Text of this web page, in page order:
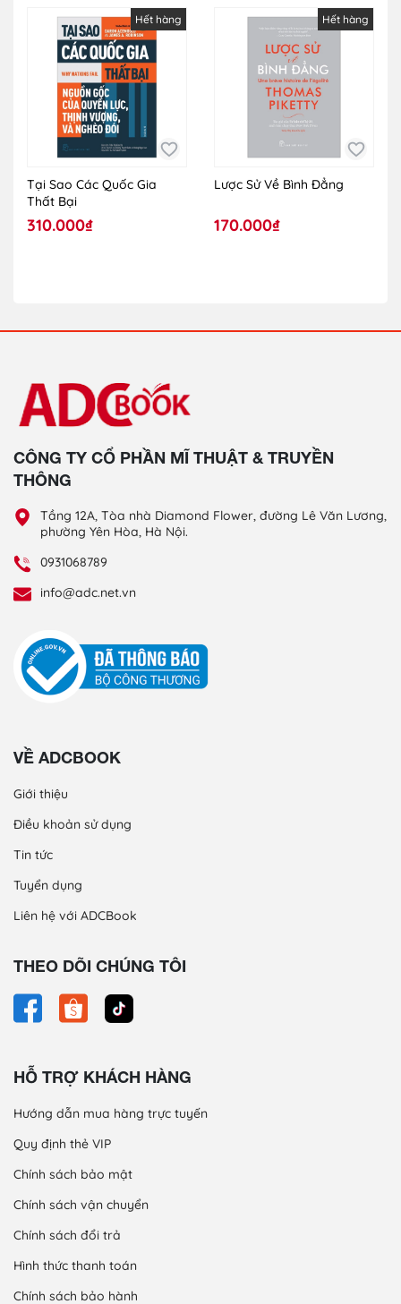
Hết hàng
Tại Sao Các Quốc Gia
Thất Bại
310.000₫
Hết hàng
Lược Sử Về Bình Đẳng
170.000₫
CÔNG TY CỔ PHẦN MĨ THUẬT & TRUYỀN
THÔNG
Tầng 12A, Tòa nhà Diamond Flower, đường Lê Văn Lương,
phường Yên Hòa, Hà Nội.
0931068789
info@adc.net.vn
VỀ ADCBOOK
Giới thiệu
Điều khoản sử dụng
Tin tức
Tuyển dụng
Liên hệ với ADCBook
THEO DÕI CHÚNG TÔI
HỖ TRỢ KHÁCH HÀNG
Hướng dẫn mua hàng trực tuyến
Quy định thẻ VIP
Chính sách bảo mật
Chính sách vận chuyển
Chính sách đổi trả
Hình thức thanh toán
Chính sách bảo hành